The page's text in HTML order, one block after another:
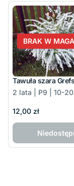
BRAK W
Tawuła szara
2 lata | P9 | 10-
12,00 zł